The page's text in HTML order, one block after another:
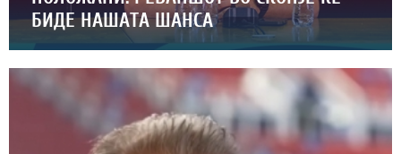
БИДЕ НАШАТА ШАНСА